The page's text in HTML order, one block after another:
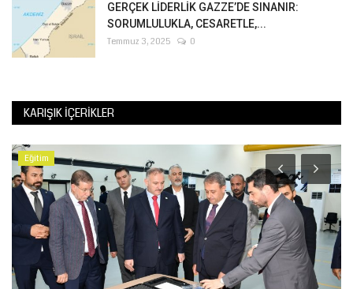
GERÇEK LİDERLİK GAZZE’DE SINANIR:
SORUMLULUKLA, CESARETLE,...
Temmuz 3, 2025 0
KARIŞIK İÇERIKLER
Eğitim